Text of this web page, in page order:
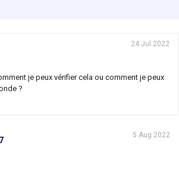
24 Jul 2022
je peux vérifier cela ou comment je peux
?
5 Aug 2022